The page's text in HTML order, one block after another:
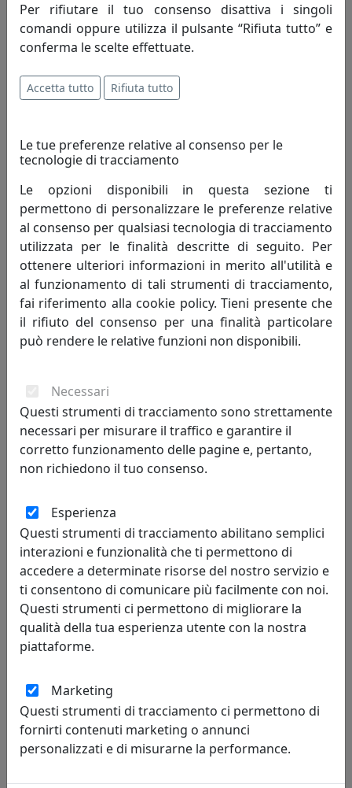
144,00 €
TAVOLINO ARABESCO MEDIO, PIANO ROTONDO, ROSSO,
CATALOGO IPLEX, CODICE I00206036P24
IPlex
144,00 €
TAVOLINO ARABESCO MEDIO, PIANO ROTONDO, ROVERE,
CATALOGO IPLEX, CODICE I0020603638F
152,00 €
Per rifiutare il tuo consenso disattiva i singoli
comandi oppure utilizza il pulsante “Rifiuta tutto” e
conferma le scelte effettuate.
Accetta tutto Rifiuta tutto
Le tue preferenze relative al consenso per le
tecnologie di tracciamento
Le opzioni disponibili in questa sezione ti
permettono di personalizzare le preferenze relative
al consenso per qualsiasi tecnologia di tracciamento
utilizzata per le finalità descritte di seguito. Per
ottenere ulteriori informazioni in merito all'utilità e
al funzionamento di tali strumenti di tracciamento,
fai riferimento alla cookie policy. Tieni presente che
il rifiuto del consenso per una finalità particolare
può rendere le relative funzioni non disponibili.
Necessari
Questi strumenti di tracciamento sono strettamente
necessari per misurare il traffico e garantire il
corretto funzionamento delle pagine e, pertanto,
non richiedono il tuo consenso.
Esperienza
Questi strumenti di tracciamento abilitano semplici
interazioni e funzionalità che ti permettono di
accedere a determinate risorse del nostro servizio e
ti consentono di comunicare più facilmente con noi.
Questi strumenti ci permettono di migliorare la
qualità della tua esperienza utente con la nostra
piattaforme.
Marketing
Questi strumenti di tracciamento ci permettono di
fornirti contenuti marketing o annunci
personalizzati e di misurarne la performance.